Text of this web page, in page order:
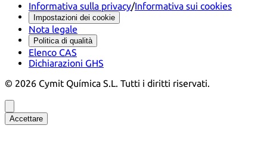
Informativa sulla privacy/Informativa sui cookies
Impostazioni dei cookie
Nota legale
Politica di qualità
Elenco CAS
Dichiarazioni GHS
© 2026 Cymit Química S.L. Tutti i diritti riservati.
Accettare